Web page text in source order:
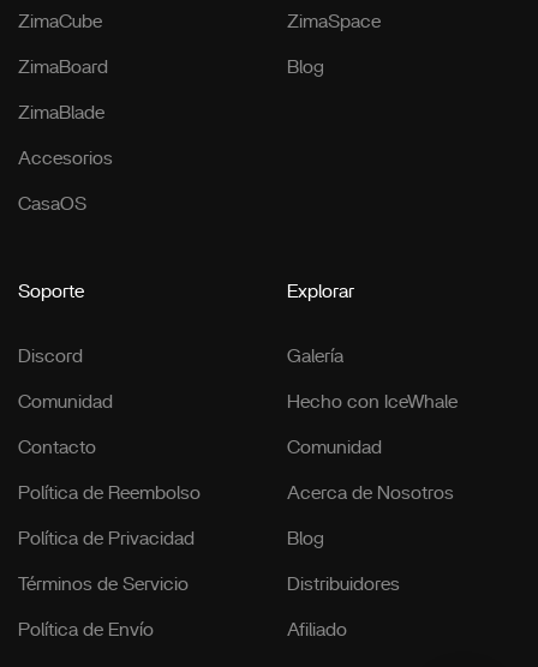
ZimaCube
ZimaBoard
ZimaBlade
Accesorios
CasaOS
ZimaSpace
Blog
Soporte
Discord
Comunidad
Contacto
Política de Reembolso
Política de Privacidad
Términos de Servicio
Política de Envío
Explorar
Galería
Hecho con IceWhale
Comunidad
Acerca de Nosotros
Blog
Distribuidores
Afiliado